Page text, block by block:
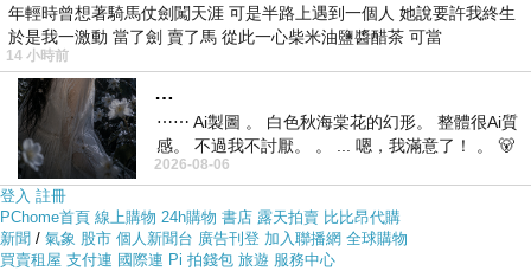
各大網路購物網為求有好業績都無所不用其極。因為momo
都有送300元或是500元的折價卷!所以我建議可以上momo
購物網來購買(
用包附收納袋(CBS-L))
年輕時曾想著騎馬仗劍闖天涯 可是半路上遇到一個人 她說要許我終生
於是我一激動 當了劍 賣了馬 從此一心柴米油鹽醬醋茶 可當
14 小時前
…
⋯⋯ Ai製圖 。 白色秋海棠花的幻形。 整體很Ai質
感。 不過我不討厭。 。 ... 嗯，我滿意了！ 。 🐻
昨中
2026-08-06
登入 註冊
PChome首頁 線上購物 24h購物 書店 露天拍賣 比比昂代購
新聞 / 氣象 股市 個人新聞台 廣告刊登 加入聯播網 全球購物
買賣租屋 支付連 國際連 Pi 拍錢包 旅遊 服務中心